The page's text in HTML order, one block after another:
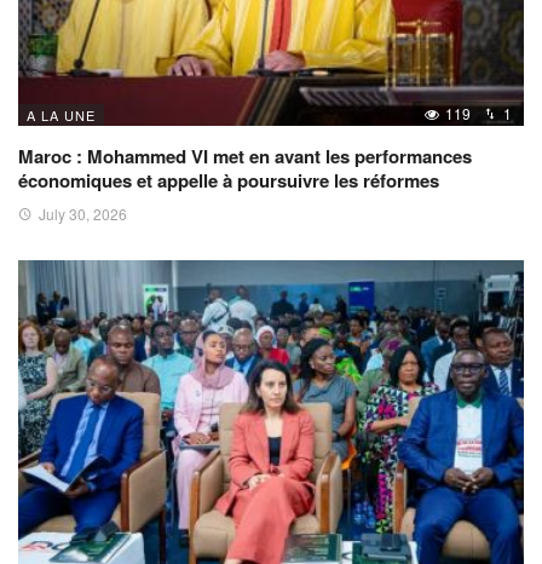
A LA UNE 119 1
Maroc : Mohammed VI met en avant les performances
économiques et appelle à poursuivre les réformes
July 30, 2026